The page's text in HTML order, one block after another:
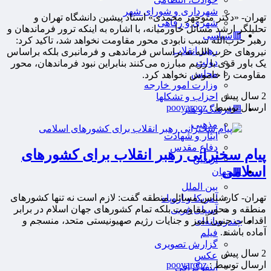
شهرداری و شورای شهر
شهری و رفاهی
🟥سیاسی
رهبر انقلاب
دولت
مجلس
وزارت امور خارجه
احزاب و تشکلها
🟦فرهنگ و هنر
مذهبی
ایثار و شهادت
دفاع مقدس
اربعین
🟫جهان
بین الملل
آمریکا و اروپاه
آسیای غربی
چندرسانه‌ای
فیلم
گزارش تصویری
عکس
اینفوگرافی
تهران- «دکتر منوچهر محمدی» استاد پیشین دانشگاه تهران و
تحلیلگر ارشد مسائل خاورمیانه، با اشاره به اینکه ترور فرماندهان و
رهبر حزب‌الله سبب نابودی محور مقاومت نخواهد شد، تاکید کرد:
نیروهای حزب الله نه براساس فرماندهی و فرمانبری بلکه براساس
یک باور قوی با رژیم مبارزه می‌کنند بنابراین نبود فرماندهان، محور
مقاومت را خاموش نخواهد کرد.
2 سال پيش
ارسال توسط :pooyarooz
پیام سخنرانی رهبر انقلاب برای کشورهای
اسلامی
تهران- کارشناس مسائل منطقه گفت: لازم است نه تنها کشورهای
منطقه و محور مقاومت بلکه تمام کشورهای جهان اسلام در برابر
اقدامات جنون آمیز و جنایات رژیم صهیونیستی متحد، منسجم و
آماده باشند.
2 سال پيش
ارسال توسط :pooyarooz